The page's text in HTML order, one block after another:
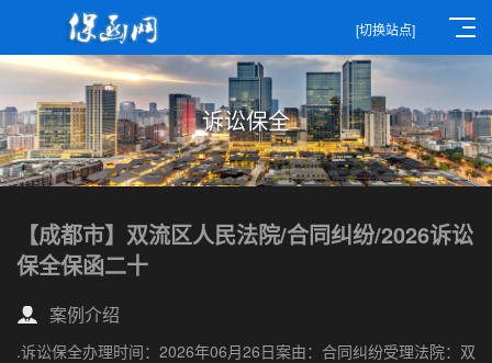
[切换站点]
诉讼保全
【成都市】双流区人民法院/合同纠纷/2026诉讼
保全保函二十
案例介绍
.诉讼保全办理时间：2026年06月26日案由：合同纠纷受理法院：双